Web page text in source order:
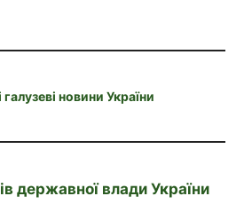
галузеві новини України
державної влади України